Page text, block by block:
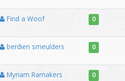
Find a Woof 0
berdien smeulders 0
Myriam Ramakers 0